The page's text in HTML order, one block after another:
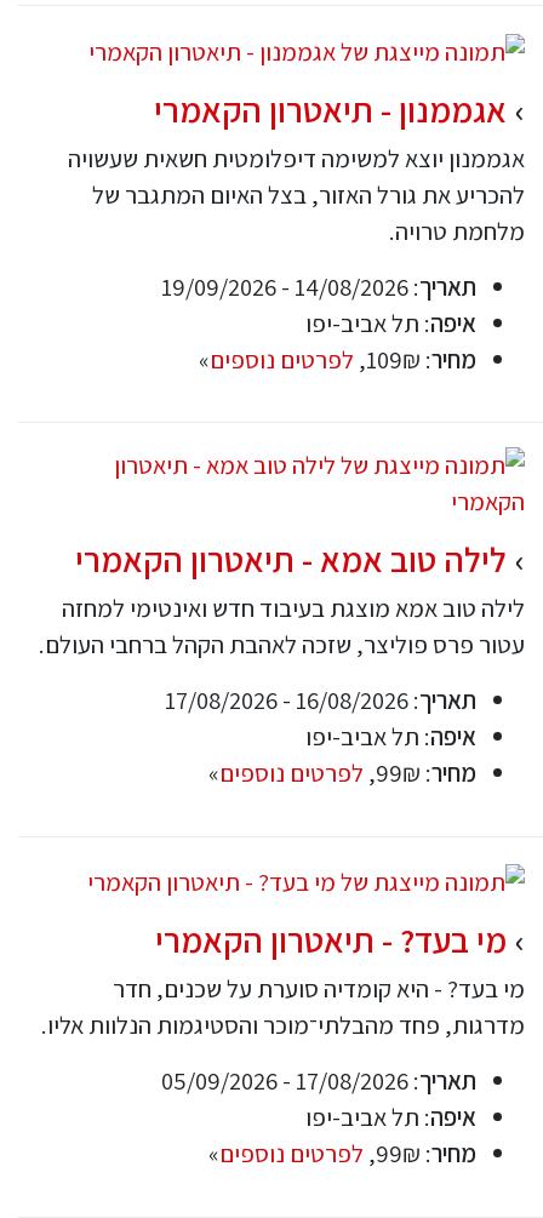
אגממנון - תיאטרון הקאמרי
אגממנון יוצא למשימה דיפלומטית חשאית שעשויה
להכריע את גורל האזור, בצל האיום המתגבר של
מלחמת טרויה.
תאריך: 14/08/2026 - 19/09/2026
איפה: תל אביב-יפו
מחיר: 109₪, לפרטים נוספים»
לילה טוב אמא - תיאטרון הקאמרי
לילה טוב אמא מוצגת בעיבוד חדש ואינטימי למחזה
עטור פרס פוליצר, שזכה לאהבת הקהל ברחבי העולם.
תאריך: 16/08/2026 - 17/08/2026
איפה: תל אביב-יפו
מחיר: 99₪, לפרטים נוספים»
מי בעד? - תיאטרון הקאמרי
מי בעד? - היא קומדיה סוערת על שכנים, חדר
מדרגות, פחד מהבלתי־מוכר והסטיגמות הנלוות אליו.
תאריך: 17/08/2026 - 05/09/2026
איפה: תל אביב-יפו
מחיר: 99₪, לפרטים נוספים»